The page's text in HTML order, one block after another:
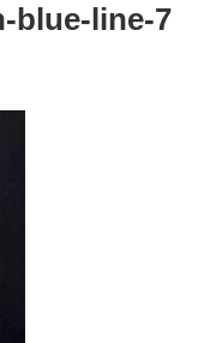
blue-line-7